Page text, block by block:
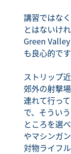
講習ではな
とはないけれ
Green
も良心的で
ストリップ
郊外の射撃
連れて行っ
で、そういう
ところを選
やマシンガ
対物ライフ